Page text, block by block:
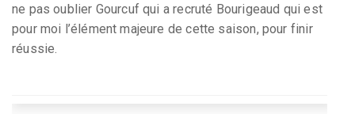
ne pas oublier Gourcuf qui a recruté Bourigeaud qui est
pour moi l’élément majeure de cette saison, pour finir
réussie.